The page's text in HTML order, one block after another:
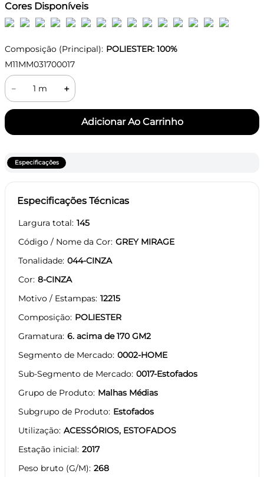
Cores Disponíveis
Composição (Principal): POLIESTER: 100%
M11MM031700017
＋
－
Especificações
Especificações Técnicas
Largura total 145
Código / Nome da Cor GREY MIRAGE
Tonalidade 044-CINZA
Cor 8-CINZA
Motivo / Estampas 12215
Composição POLIESTER
Gramatura 6. acima de 170 GM2
Segmento de Mercado 0002-HOME
Sub-Segmento de Mercado 0017-Estofados
Grupo de Produto Malhas Médias
Subgrupo de Produto Estofados
Utilização ACESSÓRIOS, ESTOFADOS
Estação inicial 2017
Peso bruto (G/M) 268